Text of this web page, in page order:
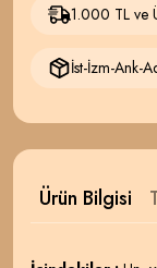
1.000 TL ve
İst-İzm-Ank-
Ürün Bilgisi